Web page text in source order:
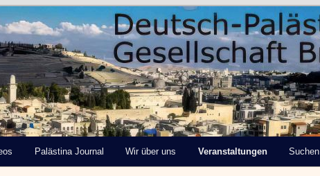
Gesellschaft
Palästina Journal Wir über uns Veranstaltungen Suchen